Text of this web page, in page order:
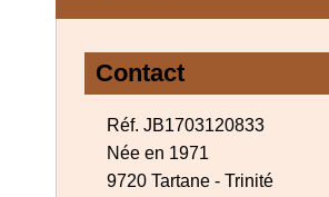
Contact
Réf. JB1703120833
Née en 1971
9720 Tartane - Trinité